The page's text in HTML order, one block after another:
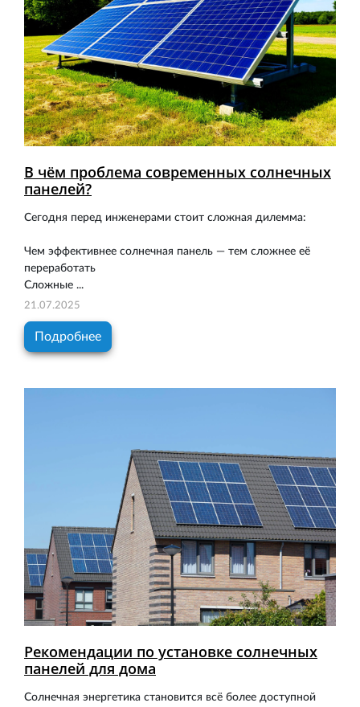
В чём проблема современных солнечных
панелей?
Сегодня перед инженерами стоит сложная дилемма:
Чем эффективнее солнечная панель — тем сложнее её
переработать
Сложные ...
21.07.2025
Подробнее
Рекомендации по установке солнечных
панелей для дома
Солнечная энергетика становится всё более доступной